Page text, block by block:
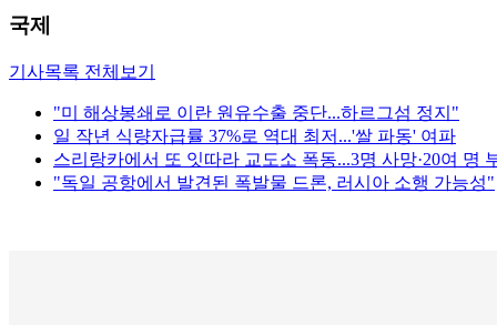
국제
기사목록 전체보기
"미 해상봉쇄로 이란 원유수출 중단...하르그섬 정지"
일 작년 식량자급률 37%로 역대 최저...'쌀 파동' 여파
스리랑카에서 또 잇따라 교도소 폭동...3명 사망·20여 명
"독일 공항에서 발견된 폭발물 드론, 러시아 소행 가능성"